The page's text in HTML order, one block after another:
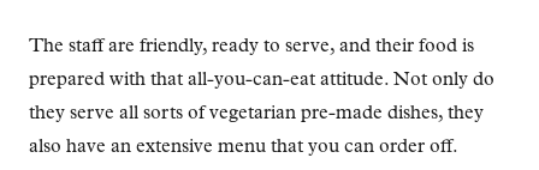
The staff are friendly, ready to serve, and their food is
prepared with that all-you-can-eat attitude. Not only do
they serve all sorts of vegetarian pre-made dishes, they
also have an extensive menu that you can order off.